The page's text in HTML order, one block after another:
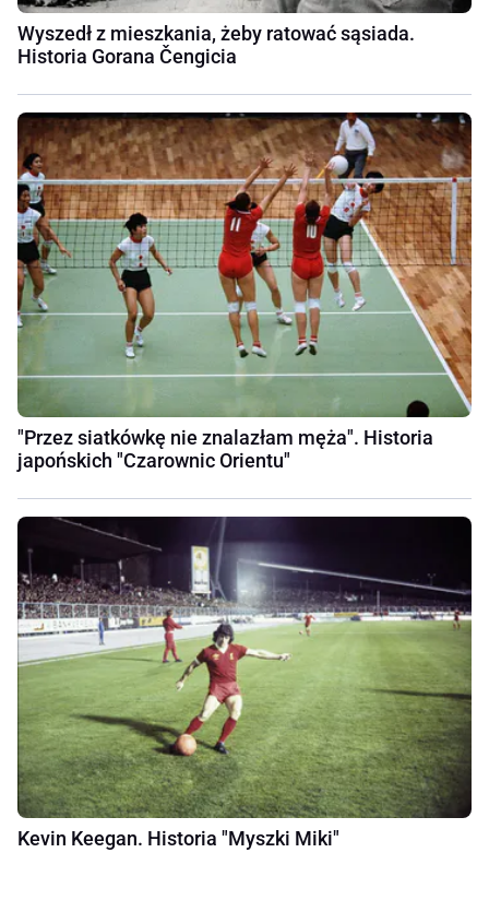
Wyszedł z mieszkania, żeby ratować sąsiada.
Historia Gorana Čengicia
"Przez siatkówkę nie znalazłam męża". Historia
japońskich "Czarownic Orientu"
Kevin Keegan. Historia "Myszki Miki"